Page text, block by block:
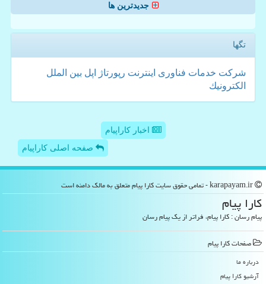
جدیدترین ها
تگها
شركت خدمات فناوری اینترنت رپورتاژ اپل بین الملل
الكترونیك
اخبار کاراپیام
صفحه اصلی کاراپیام
كارا پیام
پیام رسان : کارا پیام، فراتر از یک پیام رسان
صفحات كارا پیام
درباره ما
آرشیو كارا پیام